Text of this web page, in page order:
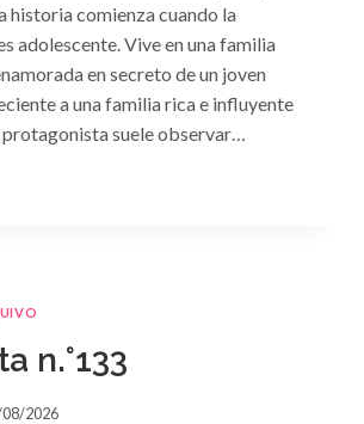
historia comienza cuando la
adolescente. Vive en una familia
en secreto de un joven
a una familia rica e influyente
protagonista suele observar…
n.°133
2026